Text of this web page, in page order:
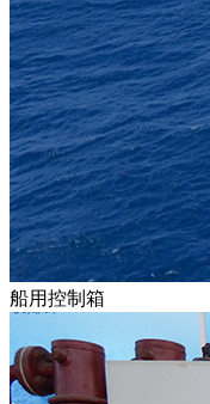
船用控制箱